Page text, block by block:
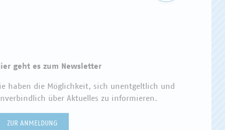
geht es zum Newsletter
haben die Möglichkeit, sich unentgeltlich und
über Aktuelles zu informieren.
ZUR ANMELDUNG